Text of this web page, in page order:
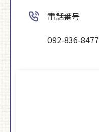
電話番号
092-836-8477